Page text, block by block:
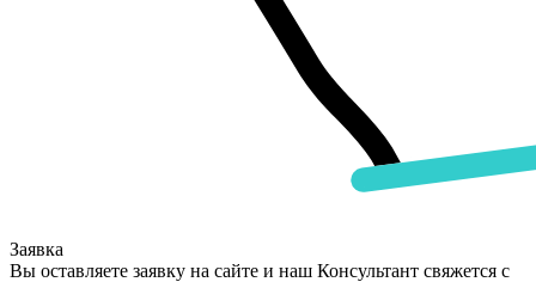
Заявка
Вы оставляете заявку на сайте и наш Консультант свяжется с